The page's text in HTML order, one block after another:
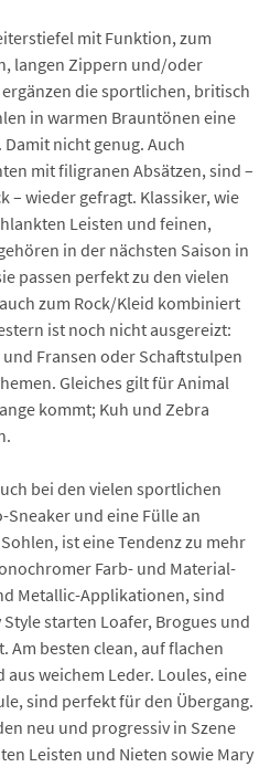
mit Funktion, zum
langen Zippern und/oder
die sportlichen, britisch
in warmen Brauntönen eine
nicht genug. Auch
mit filigranen Absätzen, sind –
– wieder gefragt. Klassiker, wie
Leisten und feinen,
in der nächsten Saison in
passen perfekt zu den vielen
zum Rock/Kleid kombiniert
ist noch nicht ausgereizt:
Fransen oder Schaftstulpen
Gleiches gilt für Animal
kommt; Kuh und Zebra
bei den vielen sportlichen
und eine Fülle an
ist eine Tendenz zu mehr
Farb- und Material-
Metallic-Applikationen, sind
starten Loafer, Brogues und
Am besten clean, auf flachen
weichem Leder. Loules, eine
sind perfekt für den Übergang.
neu und progressiv in Szene
Leisten und Nieten sowie Mary